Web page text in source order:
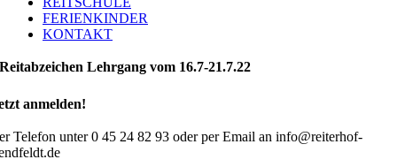
FERIENKINDER
KONTAKT
Reitabzeichen Lehrgang vom 16.7-21.7.22
anmelden!
Telefon unter 0 45 24 82 93 oder per Email an info@reiterhof-